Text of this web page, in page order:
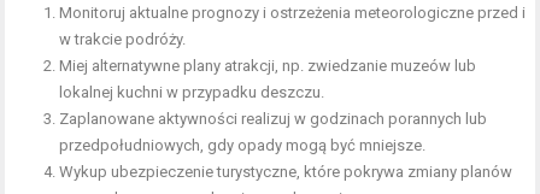
Monitoruj aktualne prognozy i ostrzeżenia meteorologiczne przed i
w trakcie podróży.
Miej alternatywne plany atrakcji, np. zwiedzanie muzeów lub
lokalnej kuchni w przypadku deszczu.
Zaplanowane aktywności realizuj w godzinach porannych lub
przedpołudniowych, gdy opady mogą być mniejsze.
Wykup ubezpieczenie turystyczne, które pokrywa zmiany planów